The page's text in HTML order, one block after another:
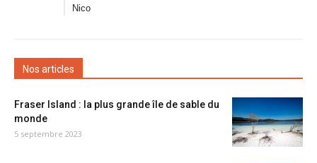
Nico
Nos articles
Fraser Island : la plus grande île de sable du
monde
5 septembre 2023